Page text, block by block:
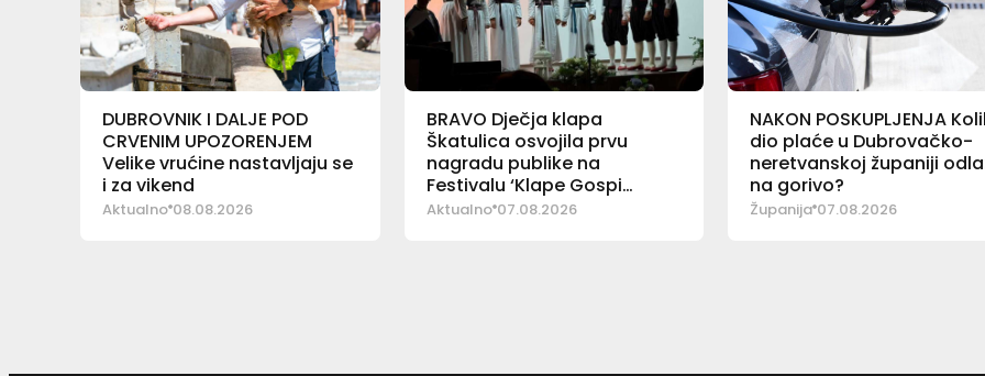
DUBROVNIK I DALJE POD
CRVENIM UPOZORENJEM
Velike vrućine nastavljaju se
i za vikend
Aktualno 08.08.2026
BRAVO Dječja klapa
Škatulica osvojila prvu
nagradu publike na
Festivalu ‘Klape Gospi
Sinjskoj’
Aktualno 07.08.2026
NAKON POSKUPLJENJA
dio plaće u Dubrovačko-
neretvanskoj županiji
na gorivo?
Županija 07.08.2026